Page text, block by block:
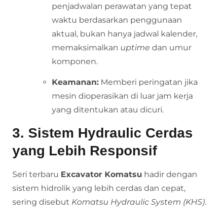
penjadwalan perawatan yang tepat
waktu berdasarkan penggunaan
aktual, bukan hanya jadwal kalender,
memaksimalkan uptime dan umur
komponen.
Keamanan: Memberi peringatan jika
mesin dioperasikan di luar jam kerja
yang ditentukan atau dicuri.
3. Sistem Hydraulic Cerdas
yang Lebih Responsif
Seri terbaru Excavator Komatsu hadir dengan
sistem hidrolik yang lebih cerdas dan cepat,
sering disebut Komatsu Hydraulic System (KHS).